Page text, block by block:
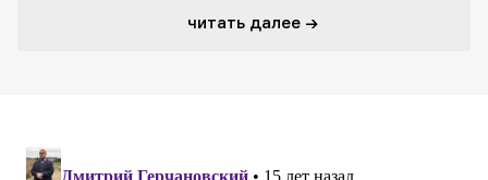
читать далее →